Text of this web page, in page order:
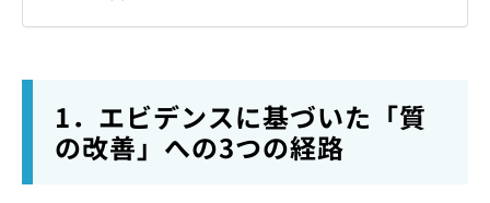
1．エビデンスに基づいた「質
の改善」への3つの経路